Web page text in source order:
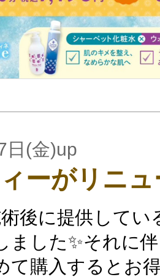
日(金)up
ーがリニ
後に提供してい
ました✨それに
て購入するとお